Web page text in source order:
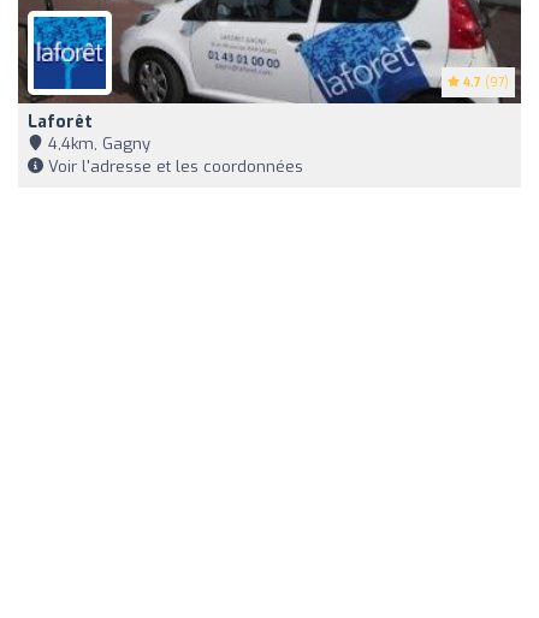
4.7 (97)
Laforêt
4,4km, Gagny
Voir l'adresse et les coordonnées